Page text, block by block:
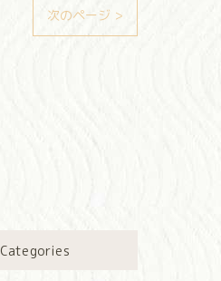
次のページ >
Categories